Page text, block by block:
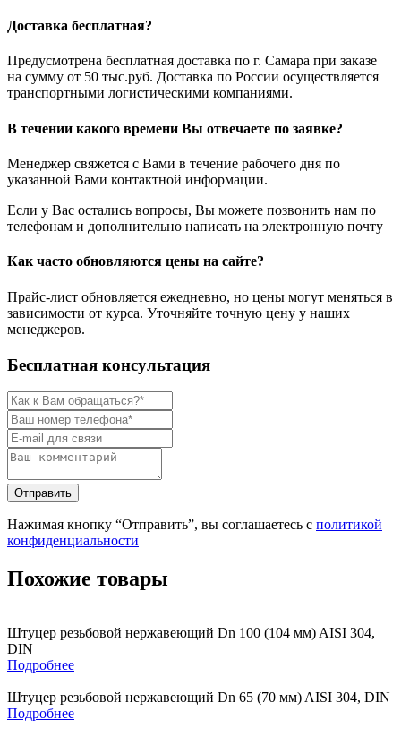
Доставка бесплатная?
Предусмотрена бесплатная доставка по г. Самара при заказе
на сумму от 50 тыс.руб. Доставка по России осуществляется
транспортными логистическими компаниями.
В течении какого времени Вы отвечаете по заявке?
Менеджер свяжется с Вами в течение рабочего дня по
указанной Вами контактной информации.
Если у Вас остались вопросы, Вы можете позвонить нам по
телефонам и дополнительно написать на электронную почту
Как часто обновляются цены на сайте?
Прайс-лист обновляется ежедневно, но цены могут меняться в
зависимости от курса. Уточняйте точную цену у наших
менеджеров.
Бесплатная консультация
Нажимая кнопку “Отправить”, вы соглашаетесь с политикой
конфиденциальности
Похожие товары
Штуцер резьбовой нержавеющий Dn 100 (104 мм) AISI 304,
DIN
Подробнее
Штуцер резьбовой нержавеющий Dn 65 (70 мм) AISI 304, DIN
Подробнее